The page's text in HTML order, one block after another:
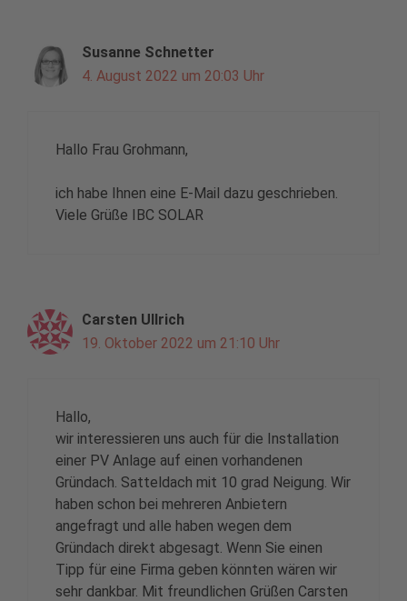
Susanne Schnetter
4. August 2022 um 20:03 Uhr
Hallo Frau Grohmann,
ich habe Ihnen eine E-Mail dazu geschrieben.
Viele Grüße IBC SOLAR
Carsten Ullrich
19. Oktober 2022 um 21:10 Uhr
Hallo,
wir interessieren uns auch für die Installation
einer PV Anlage auf einen vorhandenen
Gründach. Satteldach mit 10 grad Neigung. Wir
haben schon bei mehreren Anbietern
angefragt und alle haben wegen dem
Gründach direkt abgesagt. Wenn Sie einen
Tipp für eine Firma geben könnten wären wir
sehr dankbar. Mit freundlichen Grüßen Carsten